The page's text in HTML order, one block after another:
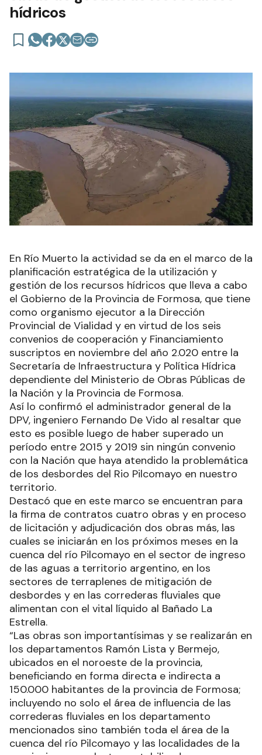
hídricos
En Río Muerto la actividad se da en el marco de la
planificación estratégica de la utilización y
gestión de los recursos hídricos que lleva a cabo
el Gobierno de la Provincia de Formosa, que tiene
como organismo ejecutor a la Dirección
Provincial de Vialidad y en virtud de los seis
convenios de cooperación y Financiamiento
suscriptos en noviembre del año 2.020 entre la
Secretaría de Infraestructura y Política Hídrica
dependiente del Ministerio de Obras Públicas de
la Nación y la Provincia de Formosa.
Así lo confirmó el administrador general de la
DPV, ingeniero Fernando De Vido al resaltar que
esto es posible luego de haber superado un
período entre 2015 y 2019 sin ningún convenio
con la Nación que haya atendido la problemática
de los desbordes del Rio Pilcomayo en nuestro
territorio.
Destacó que en este marco se encuentran para
la firma de contratos cuatro obras y en proceso
de licitación y adjudicación dos obras más, las
cuales se iniciarán en los próximos meses en la
cuenca del río Pilcomayo en el sector de ingreso
de las aguas a territorio argentino, en los
sectores de terraplenes de mitigación de
desbordes y en las correderas fluviales que
alimentan con el vital líquido al Bañado La
Estrella.
“Las obras son importantísimas y se realizarán en
los departamentos Ramón Lista y Bermejo,
ubicados en el noroeste de la provincia,
beneficiando en forma directa e indirecta a
150.000 habitantes de la provincia de Formosa;
incluyendo no solo el área de influencia de las
correderas fluviales en los departamento
mencionados sino también toda el área de la
cuenca del río Pilcomayo y las localidades de la